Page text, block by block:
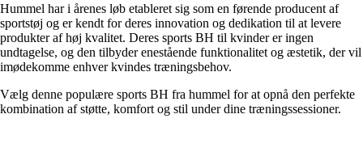
Hummel har i årenes løb etableret sig som en førende producent af
sportstøj og er kendt for deres innovation og dedikation til at levere
produkter af høj kvalitet. Deres sports BH til kvinder er ingen
undtagelse, og den tilbyder enestående funktionalitet og æstetik, der vil
imødekomme enhver kvindes træningsbehov.
Vælg denne populære sports BH fra hummel for at opnå den perfekte
kombination af støtte, komfort og stil under dine træningssessioner.